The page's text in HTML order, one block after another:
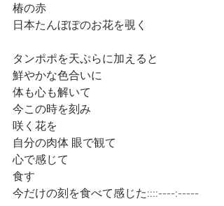
椿の赤
日本たんぼぽのお花を覗く
タンポポを天ぷらに加えると
鮮やかな色合いに
体も心も解いて
今この時を刻み
咲く花を
自分の肉体 眼で観て
心で感じて
食す
今だけの刻を食べて感じた::::----:-----